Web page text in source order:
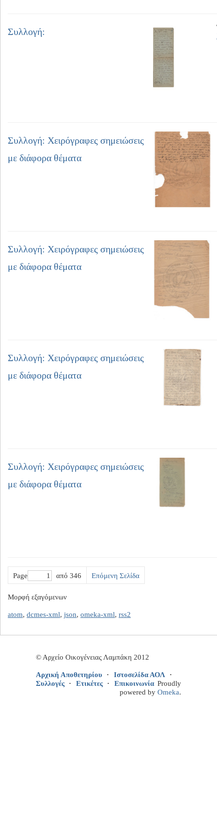
Συλλογή:
Συλλογή: Χειρόγραφες σημειώσεις
με διάφορα θέματα
Συλλογή: Χειρόγραφες σημειώσεις
με διάφορα θέματα
Συλλογή: Χειρόγραφες σημειώσεις
με διάφορα θέματα
Συλλογή: Χειρόγραφες σημειώσεις
με διάφορα θέματα
Page από 346 Επόμενη Σελίδα
Μορφή εξαγόμενων
atom, dcmes-xml, json, omeka-xml, rss2
© Αρχείο Οικογένειας Λαμπάκη 2012
Αρχική Αποθετηρίου
Ιστοσελίδα ΑΟΛ
Συλλογές
Ετικέτες Επικοινωνία Proudly
powered by Omeka.